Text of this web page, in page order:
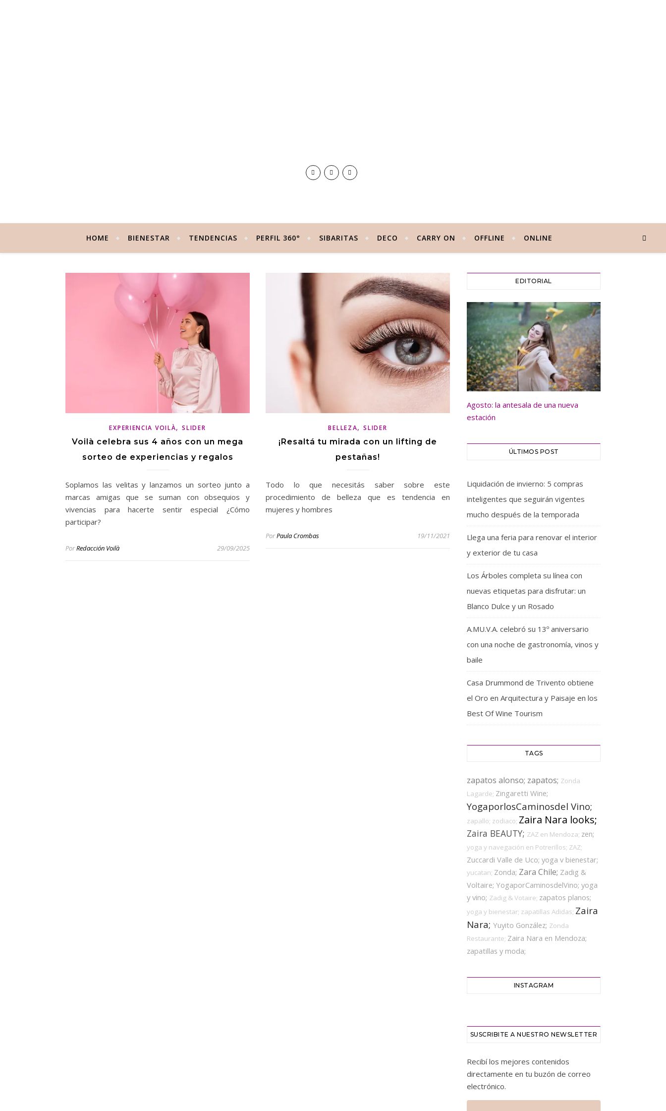
HOME BIENESTAR TENDENCIAS PERFIL 360° SIBARITAS DECO CARRY ON OFFLINE ONLINE
EXPERIENCIA VOILÀ,SLIDER
Voilà celebra sus 4 años con un mega
sorteo de experiencias y regalos
Soplamos las velitas y lanzamos un sorteo junto a
marcas amigas que se suman con obsequios y
vivencias para hacerte sentir especial ¿Cómo
participar?
PorRedacción Voilà 29/09/2025
BELLEZA,SLIDER
¡Resaltá tu mirada con un lifting de
pestañas!
Todo lo que necesitás saber sobre este
procedimiento de belleza que es tendencia en
mujeres y hombres
PorPaula Crombas 19/11/2021
EDITORIAL
Agosto: la antesala de una nueva
estación
ÚLTIMOS POST
Liquidación de invierno: 5 compras
inteligentes que seguirán vigentes
mucho después de la temporada
Llega una feria para renovar el interior
y exterior de tu casa
Los Árboles completa su línea con
nuevas etiquetas para disfrutar: un
Blanco Dulce y un Rosado
A.MU.V.A. celebró su 13º aniversario
con una noche de gastronomía, vinos y
baile
Casa Drummond de Trivento obtiene
el Oro en Arquitectura y Paisaje en los
Best Of Wine Tourism
TAGS
zapatos alonso; zapatos; Zonda
Lagarde; Zingaretti Wine;
YogaporlosCaminosdel Vino;
zapallo; zodiaco; Zaira Nara looks;
Zaira BEAUTY; ZAZ en Mendoza; zen;
yoga y navegación en Potrerillos; ZAZ;
Zuccardi Valle de Uco; yoga v bienestar;
yucatan; Zonda; Zara Chile; Zadig &
Voltaire; YogaporCaminosdelVino; yoga
y vino; Zadig & Votaire; zapatos planos;
yoga y bienestar; zapatillas Adidas; Zaira
Nara; Yuyito González; Zonda
Restaurante; Zaira Nara en Mendoza;
zapatillas y moda;
INSTAGRAM
SUSCRIBITE A NUESTRO NEWSLETTER
Recibí los mejores contenidos
directamente en tu buzón de correo
electrónico.